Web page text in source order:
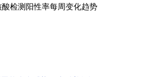
酸检测阳性率每周变化趋势